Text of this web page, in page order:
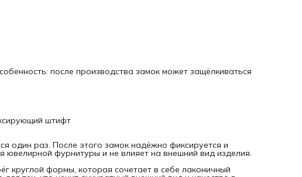
праздничные или вечерние наряды. Это практичный
для создания минималистичных украшений, а также
для тех, кто любит создавать украшения своими руками.
Создавайте аксессуары, которые подчёркивают
после производства замок может защёлкиваться
штифт
один раз. После этого замок надёжно фиксируется и
фурнитуры и не влияет на внешний вид изделия.
круглой формы, которая сочетает в себе лаконичный